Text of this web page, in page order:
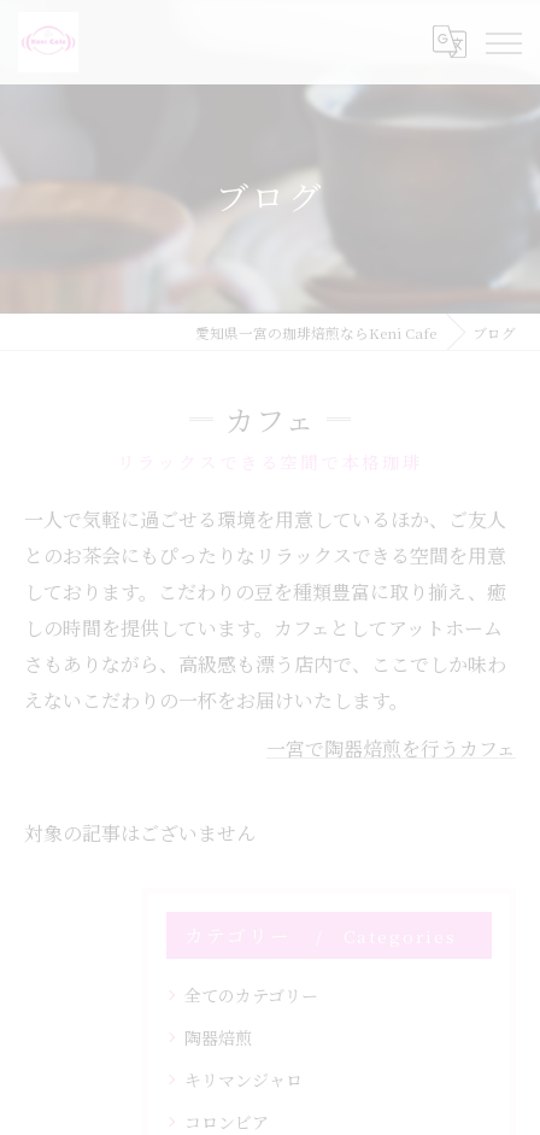
ブログ
愛知県一宮の珈琲焙煎ならKeni Cafe ブログ
カフェ
一人で気軽に過ごせる環境を用意しているほか、ご友人
とのお茶会にもぴったりなリラックスできる空間を用意
しております。こだわりの豆を種類豊富に取り揃え、癒
しの時間を提供しています。カフェとしてアットホーム
さもありながら、高級感も漂う店内で、ここでしか味わ
えないこだわりの一杯をお届けいたします。
一宮で陶器焙煎を行うカフェ
対象の記事はございません
全てのカテゴリー
陶器焙煎
キリマンジャロ
コロンビア